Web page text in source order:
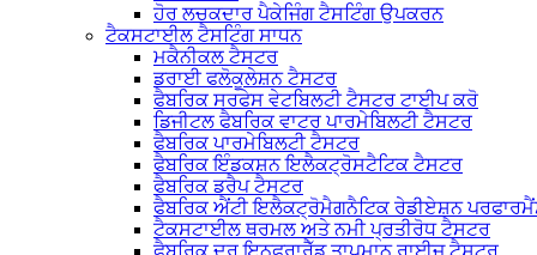
ਹੋਰ ਲਚਕਦਾਰ ਪੈਕੇਜਿੰਗ ਟੈਸਟਿੰਗ ਉਪਕਰਨ
ਟੈਕਸਟਾਈਲ ਟੈਸਟਿੰਗ ਸਾਧਨ
ਮਕੈਨੀਕਲ ਟੈਸਟਰ
ਡਰਾਈ ਫਲੋਕੂਲੇਸ਼ਨ ਟੈਸਟਰ
ਫੈਬਰਿਕ ਸਰਫੇਸ ਵੇਟਬਿਲਟੀ ਟੈਸਟਰ ਟਾਈਪ ਕਰੋ
ਡਿਜੀਟਲ ਫੈਬਰਿਕ ਵਾਟਰ ਪਾਰਮੇਬਿਲਟੀ ਟੈਸਟਰ
ਫੈਬਰਿਕ ਪਾਰਮੇਬਿਲਟੀ ਟੈਸਟਰ
ਫੈਬਰਿਕ ਇੰਡਕਸ਼ਨ ਇਲੈਕਟ੍ਰੋਸਟੈਟਿਕ ਟੈਸਟਰ
ਫੈਬਰਿਕ ਡਰੈਪ ਟੈਸਟਰ
ਫੈਬਰਿਕ ਐਂਟੀ ਇਲੈਕਟ੍ਰੋਮੈਗਨੈਟਿਕ ਰੇਡੀਏਸ਼ਨ
ਟੈਕਸਟਾਈਲ ਥਰਮਲ ਅਤੇ ਨਮੀ ਪ੍ਰਤੀਰੋਧ ਟੈਸਟਰ
ਫੈਬਰਿਕ ਦੂਰ ਇਨਫਰਾਰੈੱਡ ਤਾਪਮਾਨ ਰਾਈਜ਼ ਟੈਸਟਰ